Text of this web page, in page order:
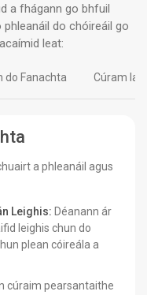
a fhágann go bhfuil
do chóireáil go
leat:
do Fanachta Cúram
a phleanáil agus
Leighis: Déanann ár
leighis chun do
plean cóireála a
cúraim pearsantaithe